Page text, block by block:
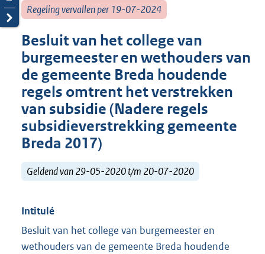
Regeling vervallen per 19-07-2024
Besluit van het college van
burgemeester en wethouders van
de gemeente Breda houdende
regels omtrent het verstrekken
van subsidie (Nadere regels
subsidieverstrekking gemeente
Breda 2017)
Geldend van 29-05-2020 t/m 20-07-2020
Intitulé
Besluit van het college van burgemeester en
wethouders van de gemeente Breda houdende